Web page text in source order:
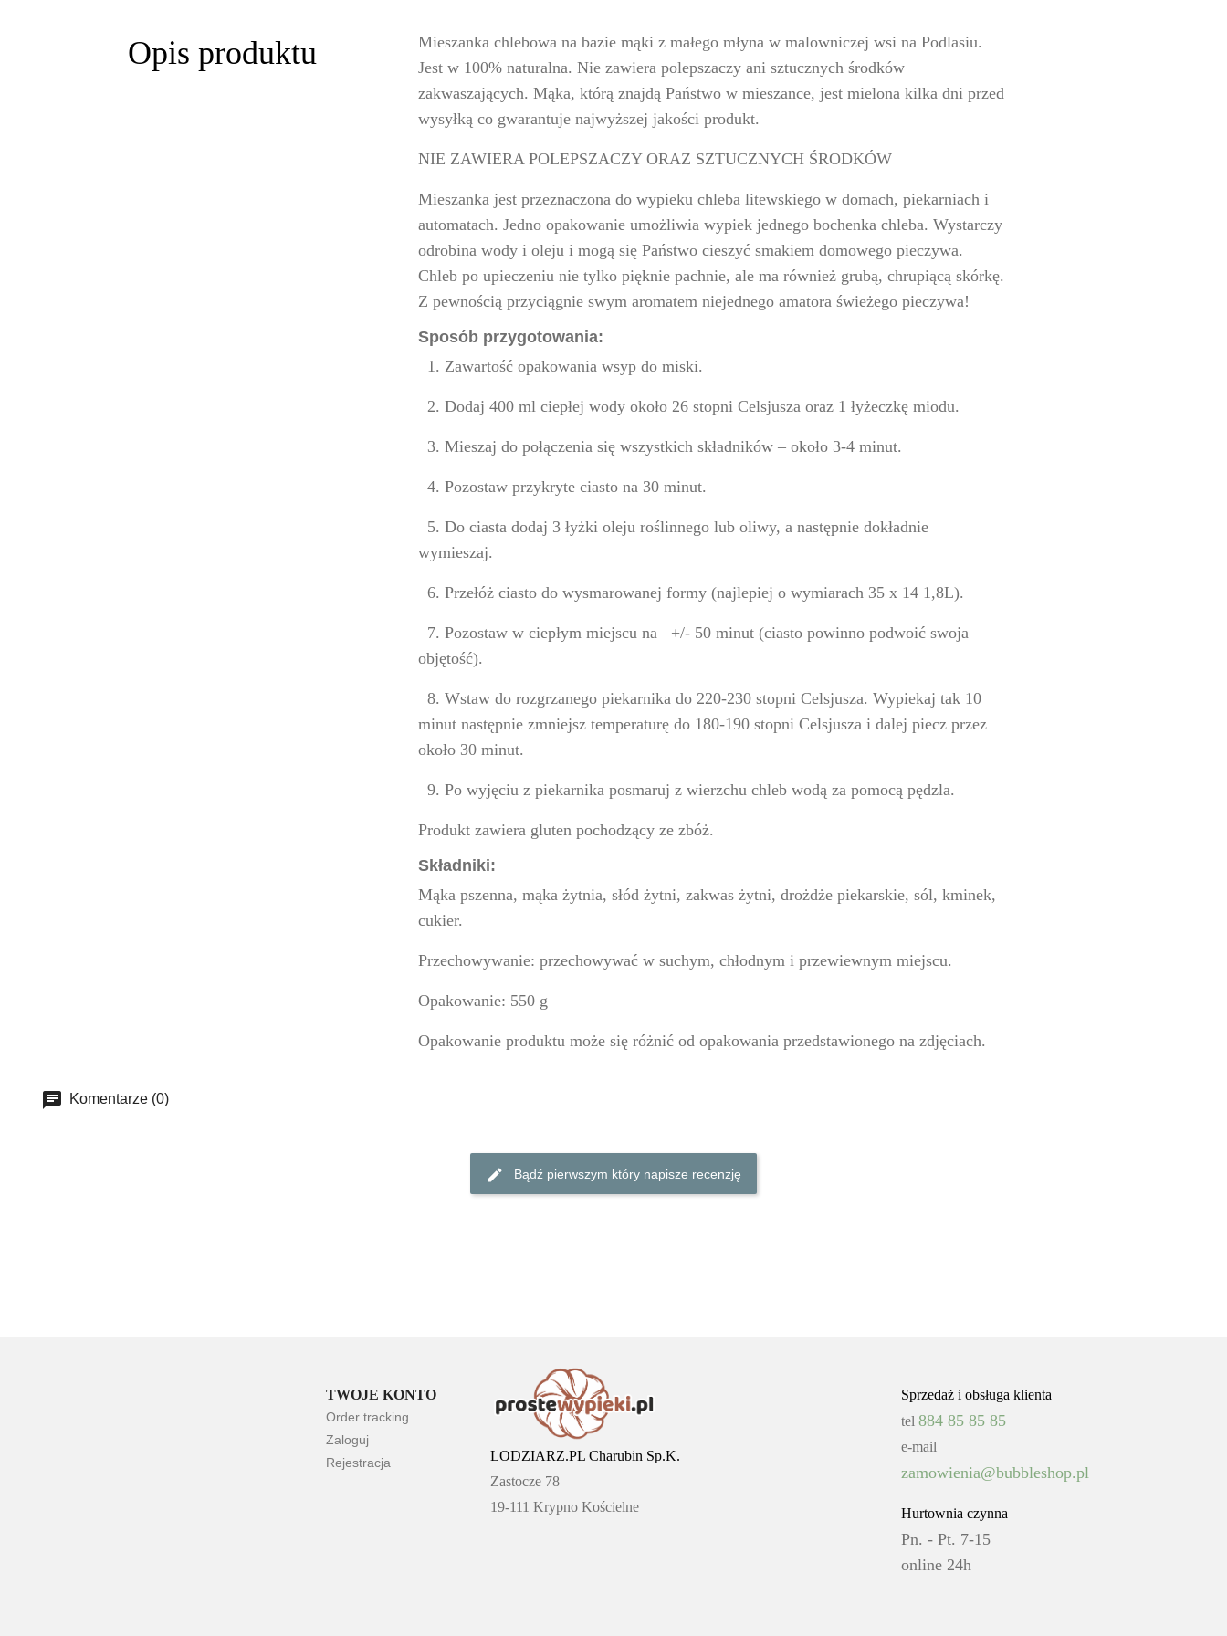
Opis produktu
Mieszanka chlebowa na bazie mąki z małego młyna w malowniczej wsi na Podlasiu.
Jest w 100% naturalna. Nie zawiera polepszaczy ani sztucznych środków
zakwaszających. Mąka, którą znajdą Państwo w mieszance, jest mielona kilka dni przed
wysyłką co gwarantuje najwyższej jakości produkt.
NIE ZAWIERA POLEPSZACZY ORAZ SZTUCZNYCH ŚRODKÓW
Mieszanka jest przeznaczona do wypieku chleba litewskiego w domach, piekarniach i
automatach. Jedno opakowanie umożliwia wypiek jednego bochenka chleba. Wystarczy
odrobina wody i oleju i mogą się Państwo cieszyć smakiem domowego pieczywa.
Chleb po upieczeniu nie tylko pięknie pachnie, ale ma również grubą, chrupiącą skórkę.
Z pewnością przyciągnie swym aromatem niejednego amatora świeżego pieczywa!
Sposób przygotowania:
1. Zawartość opakowania wsyp do miski.
2. Dodaj 400 ml ciepłej wody około 26 stopni Celsjusza oraz 1 łyżeczkę miodu.
3. Mieszaj do połączenia się wszystkich składników – około 3-4 minut.
4. Pozostaw przykryte ciasto na 30 minut.
5. Do ciasta dodaj 3 łyżki oleju roślinnego lub oliwy, a następnie dokładnie
wymieszaj.
6. Przełóż ciasto do wysmarowanej formy (najlepiej o wymiarach 35 x 14 1,8L).
7. Pozostaw w ciepłym miejscu na +/- 50 minut (ciasto powinno podwoić swoja
objętość).
8. Wstaw do rozgrzanego piekarnika do 220-230 stopni Celsjusza. Wypiekaj tak 10
minut następnie zmniejsz temperaturę do 180-190 stopni Celsjusza i dalej piecz przez
około 30 minut.
9. Po wyjęciu z piekarnika posmaruj z wierzchu chleb wodą za pomocą pędzla.
Produkt zawiera gluten pochodzący ze zbóż.
Składniki:
Mąka pszenna, mąka żytnia, słód żytni, zakwas żytni, drożdże piekarskie, sól, kminek,
cukier.
Przechowywanie: przechowywać w suchym, chłodnym i przewiewnym miejscu.
Opakowanie: 550 g
Opakowanie produktu może się różnić od opakowania przedstawionego na zdjęciach.
Komentarze (0)
Bądź pierwszym który napisze recenzję
TWOJE KONTO
Order tracking
Zaloguj
Rejestracja
LODZIARZ.PL Charubin Sp.K.
Zastocze 78
19-111 Krypno Kościelne
Sprzedaż i obsługa klienta
tel 884 85 85 85
e-mail
zamowienia@bubbleshop.pl
Hurtownia czynna
Pn. - Pt. 7-15
online 24h